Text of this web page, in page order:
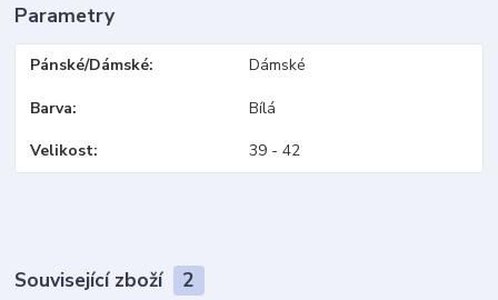
Parametry
Pánské/Dámské Dámské
Barva Bílá
Velikost 39 - 42
Související zboží 2